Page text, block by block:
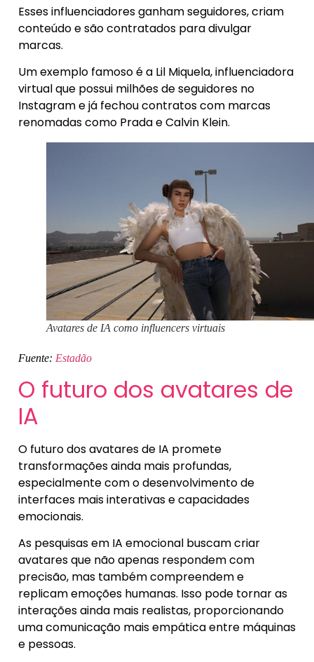
Esses influenciadores ganham seguidores, criam
conteúdo e são contratados para divulgar
marcas.
Um exemplo famoso é a Lil Miquela, influenciadora
virtual que possui milhões de seguidores no
Instagram e já fechou contratos com marcas
renomadas como Prada e Calvin Klein.
Avatares de IA como influencers virtuais
Fuente: Estadão
O futuro dos avatares de
IA
O futuro dos avatares de IA promete
transformações ainda mais profundas,
especialmente com o desenvolvimento de
interfaces mais interativas e capacidades
emocionais.
As pesquisas em IA emocional buscam criar
avatares que não apenas respondem com
precisão, mas também compreendem e
replicam emoções humanas. Isso pode tornar as
interações ainda mais realistas, proporcionando
uma comunicação mais empática entre máquinas
e pessoas.